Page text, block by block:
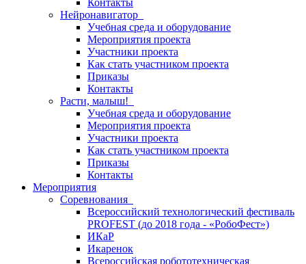
Контакты
Нейронавигатор
Учебная среда и оборудование
Мероприятия проекта
Участники проекта
Как стать участником проекта
Приказы
Контакты
Расти, малыш!
Учебная среда и оборудование
Мероприятия проекта
Участники проекта
Как стать участником проекта
Приказы
Контакты
Мероприятия
Соревнования
Всероссийский технологический фестиваль
PROFEST (до 2018 года - «РобоФест»)
ИКаР
Икаренок
Всероссийская робототехническая